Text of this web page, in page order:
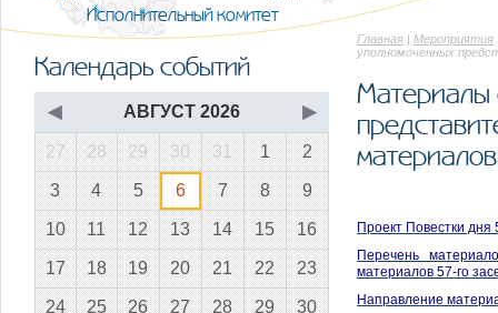
Исполнительный комитет
Главная | Мероприятия
уполномоченных
Материалы
Проект Повестки дня
Перечень
материалов 57-го
Направление
Календарь событий
◀ АВГУСТ 2026 ▶
27 28 29 30 31 1 2
3 4 5 6 7 8 9
10 11 12 13 14 15 16
17 18 19 20 21 22 23
24 25 26 27 28 29 30